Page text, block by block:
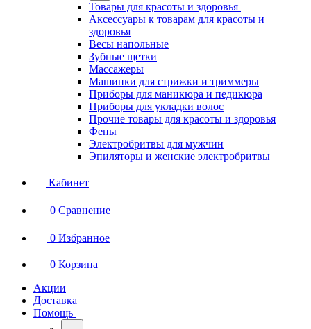
Товары для красоты и здоровья
Аксессуары к товарам для красоты и
здоровья
Весы напольные
Зубные щетки
Массажеры
Машинки для стрижки и триммеры
Приборы для маникюра и педикюра
Приборы для укладки волос
Прочие товары для красоты и здоровья
Фены
Электробритвы для мужчин
Эпиляторы и женские электробритвы
Кабинет
0 Сравнение
0 Избранное
0 Корзина
Акции
Доставка
Помощь